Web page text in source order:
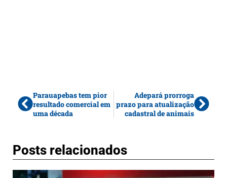
Parauapebas tem pior
resultado comercial em
uma década
Adepará prorroga
prazo para atualização
cadastral de animais
Posts relacionados